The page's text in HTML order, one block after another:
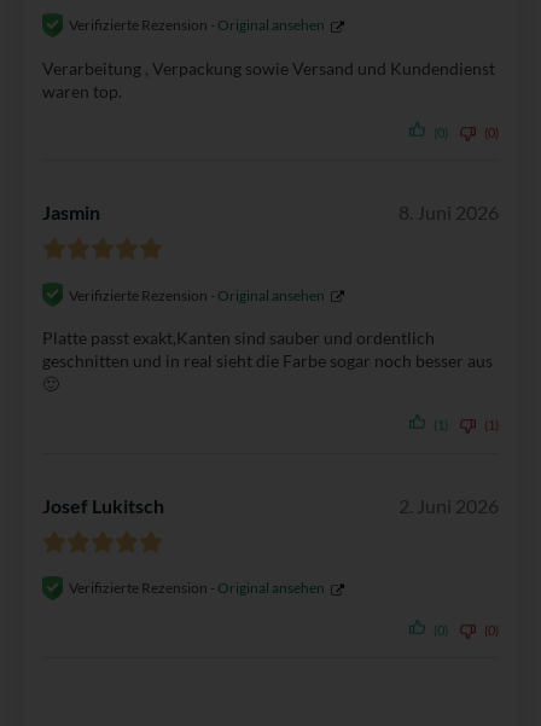
Verifizierte Rezension - Original ansehen
Verarbeitung , Verpackung sowie Versand und Kundendienst
waren top.
(0) (0)
Jasmin 8. Juni 2026
Verifizierte Rezension - Original ansehen
Platte passt exakt,Kanten sind sauber und ordentlich
geschnitten und in real sieht die Farbe sogar noch besser aus
🙂
(1) (1)
Josef Lukitsch 2. Juni 2026
Verifizierte Rezension - Original ansehen
(0) (0)